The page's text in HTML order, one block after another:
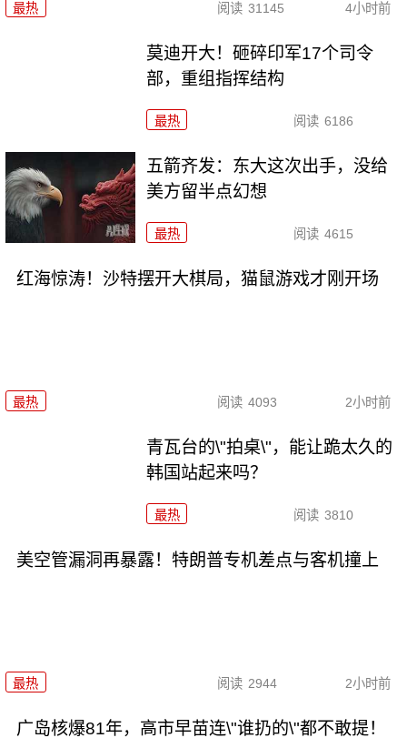
最热 阅读 31145 4小时前
莫迪开大！砸碎印军17个司令
部，重组指挥结构
最热 阅读 6186
五箭齐发：东大这次出手，没给
美方留半点幻想
最热 阅读 4615
红海惊涛！沙特摆开大棋局，猫鼠游戏才刚开场
最热 阅读 4093 2小时前
青瓦台的\"拍桌\"，能让跪太久的
韩国站起来吗？
最热 阅读 3810
美空管漏洞再暴露！特朗普专机差点与客机撞上
最热 阅读 2944 2小时前
广岛核爆81年，高市早苗连\"谁扔的\"都不敢提！